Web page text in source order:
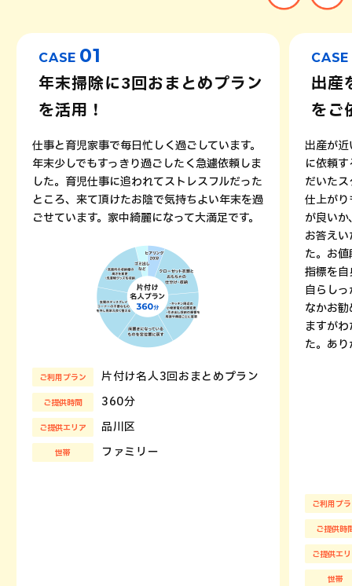
CASE 01
年末掃除に3回おまとめプラン
を活用！
仕事と育児家事で毎日忙しく過ごしています。
年末少しでもすっきり過ごしたく急遽依頼しま
した。育児仕事に追われてストレスフルだった
ところ、来て頂けたお陰で気持ちよい年末を過
ごせています。家中綺麗になって大満足です。
ご利用プラン 片付け名人3回おまとめプラン
ご提供時間 360分
ご提供エリア 品川区
世帯 ファミリー
CASE
出産
をご
出産が
に依頼
だいた
仕上が
が良い
お答え
た。お
指標を
自らし
なかお
ますが
た。あ
ご利用プ
ご提供時
ご提供エ
世帯